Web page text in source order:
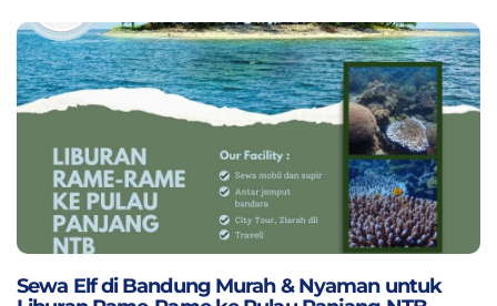
Sewa Elf di Bandung Murah & Nyaman untuk